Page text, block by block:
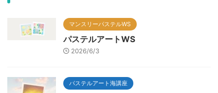
マンスリーパステルWS
パステルアートWS
2026/6/3
パステルアート海講座